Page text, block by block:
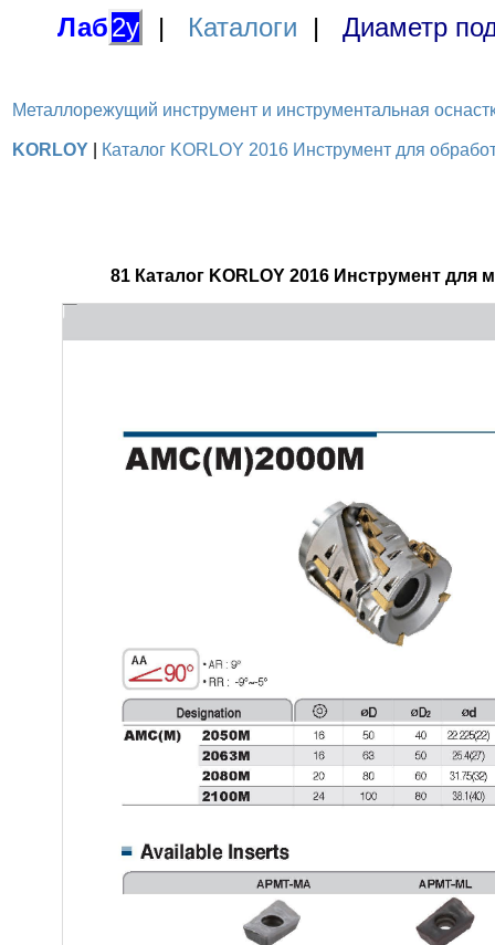
Лаб2у | Каталоги | Диаметр
Металлорежущий инструмент и инструментальная
KORLOY Каталог KORLOY 2016 Инструмент для
81 Каталог KORLOY 2016 Инструмент